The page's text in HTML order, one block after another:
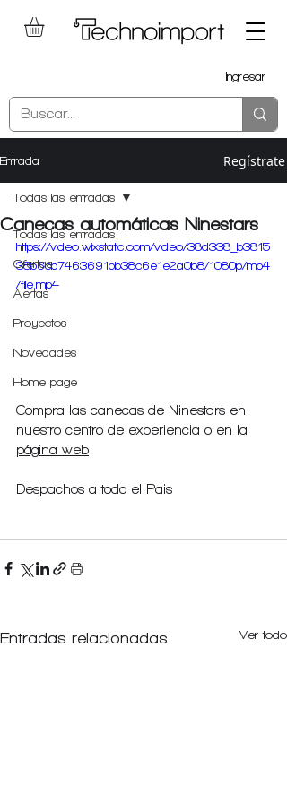
Ingresar
Entrada Regístrate
Todas las entradas
Ofertas
Alertas
Proyectos
Novedades
Home page
Todas las entradas
Canecas automáticas Ninestars
https://video.wixstatic.com/video/38d338_b3815
38b6cb7463691bb38c6e1e2a0b8/1080p/mp4
/file.mp4
Compra las canecas de Ninestars en
nuestro centro de experiencia o en la
página web
Despachos a todo el Pais
Entradas relacionadas Ver todo